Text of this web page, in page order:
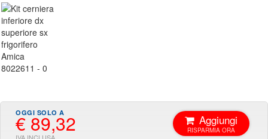
€ 89,32 Aggiungi